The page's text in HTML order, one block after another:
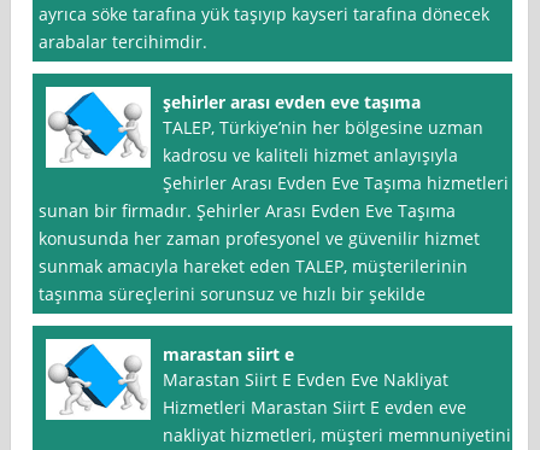
ayrıca söke tarafına yük taşıyıp kayseri tarafına dönecek
arabalar tercihimdir.
şehirler arası evden eve taşıma
TALEP, Türkiye’nin her bölgesine uzman
kadrosu ve kaliteli hizmet anlayışıyla
Şehirler Arası Evden Eve Taşıma hizmetleri
sunan bir firmadır. Şehirler Arası Evden Eve Taşıma
konusunda her zaman profesyonel ve güvenilir hizmet
sunmak amacıyla hareket eden TALEP, müşterilerinin
taşınma süreçlerini sorunsuz ve hızlı bir şekilde
marastan siirt e
Marastan Siirt E Evden Eve Nakliyat
Hizmetleri Marastan Siirt E evden eve
nakliyat hizmetleri, müşteri memnuniyetini